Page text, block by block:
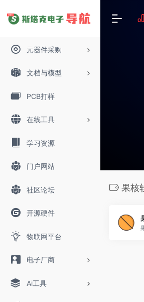
元器件采购
文档与模型
PCB打样
在线工具
学习资源
门户网站
社区论坛
开源硬件
物联网平台
电子厂商
Ai工具
果核